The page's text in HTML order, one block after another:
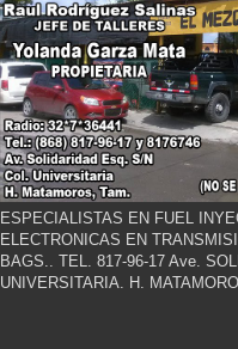
ESPECIALISTAS EN FUEL
ELECTRONICAS EN
BAGS.. TEL. 817-96-17 Ave.
UNIVERSITARIA. H.